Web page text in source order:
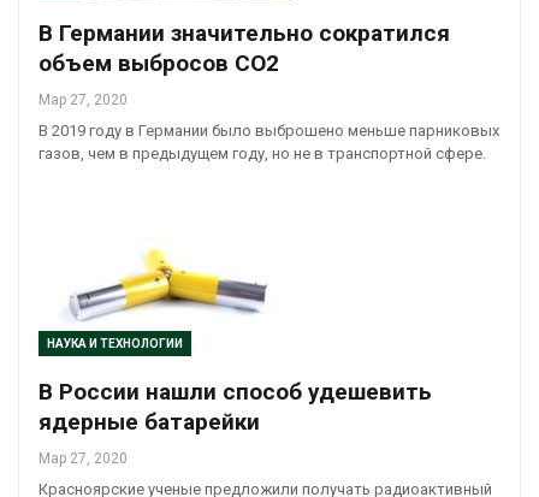
В Германии значительно сократился
объем выбросов CO2
Мар 27, 2020
В 2019 году в Германии было выброшено меньше парниковых
газов, чем в предыдущем году, но не в транспортной сфере.
НАУКА И ТЕХНОЛОГИИ
В России нашли способ удешевить
ядерные батарейки
Мар 27, 2020
Красноярские ученые предложили получать радиоактивный